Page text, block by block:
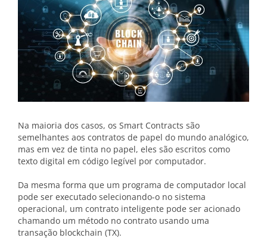
Na maioria dos casos, os Smart Contracts são
semelhantes aos contratos de papel do mundo analógico,
mas em vez de tinta no papel, eles são escritos como
texto digital em código legível por computador.
Da mesma forma que um programa de computador local
pode ser executado selecionando-o no sistema
operacional, um contrato inteligente pode ser acionado
chamando um método no contrato usando uma
transação blockchain (TX).